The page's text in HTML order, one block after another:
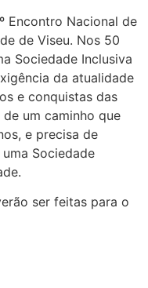
Encontro Nacional de
de Viseu. Nos 50
Sociedade Inclusiva
da atualidade
e conquistas das
um caminho que
e precisa de
Sociedade
ser feitas para o